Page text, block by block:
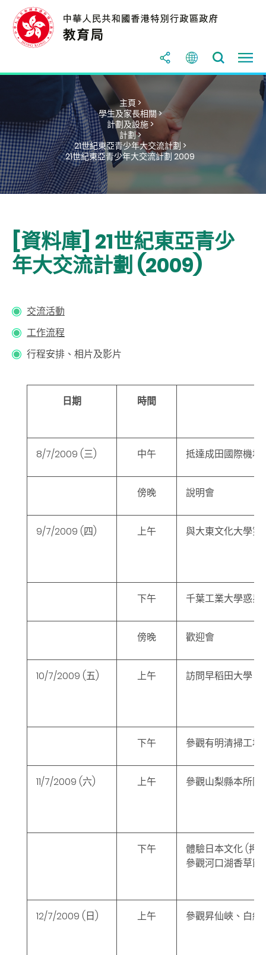
主頁 >
學生及家長相關 >
計劃及設施 >
計劃 >
21世紀東亞青少年大交流計劃 >
21世紀東亞青少年大交流計劃 2009
[資料庫] 21世紀東亞青少
年大交流計劃 (2009)
交流活動
工作流程
行程安排、相片及影片
日期 時間
8/7/2009 (三) 中午 抵達成田國際機場
傍晚 說明會
9/7/2009 (四) 上午 與大東文化大學第
下午 千葉工業大學惑星
傍晚 歡迎會
10/7/2009 (五) 上午 訪問早稻田大學
下午 參觀有明清掃工場
11/7/2009 (六) 上午 參觀山梨縣本所防
下午 體驗日本文化(押
參觀河口湖香草節
12/7/2009 (日) 上午 參觀昇仙峽、白絲